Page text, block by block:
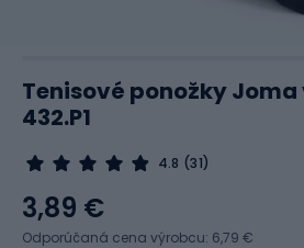
Tenisové ponožky
432.P1
4.8 (31)
3,89 €
Odporúčaná cena výrobcu: 6,79 €